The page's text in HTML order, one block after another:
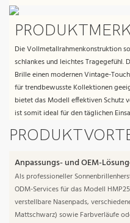
Die Vollmetallrahmenkonstruktion
schlankes und leichtes
Brille einen modernen Vintage-
für trendbewusste Kollektionen
bietet das Modell effektiven Schutz
ist somit ideal für den täglichen
Anpassungs- und OEM-
Als professioneller
ODM-Services für das Modell
verstellbare Nasenpads,
Mattschwarz) sowie Farbverläufe